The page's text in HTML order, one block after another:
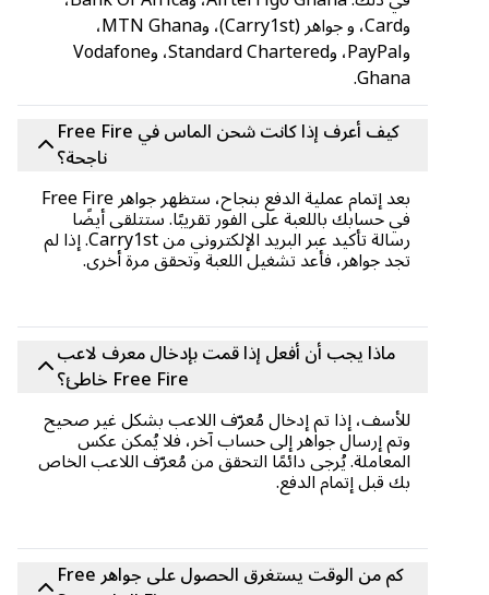
وCard، و جواهر (Carry1st)، وMTN Ghana،
وPayPal، وStandard Chartered، وVodafone
Ghana.
كيف أعرف إذا كانت شحن الماس في Free Fire
ناجحة؟
بعد إتمام عملية الدفع بنجاح، ستظهر جواهر Free Fire
في حسابك باللعبة على الفور تقريبًا. ستتلقى أيضًا
رسالة تأكيد عبر البريد الإلكتروني من Carry1st. إذا لم
تجد جواهر، فأعد تشغيل اللعبة وتحقق مرة أخرى.
ماذا يجب أن أفعل إذا قمت بإدخال معرف لاعب
Free Fire خاطئ؟
للأسف، إذا تم إدخال مُعرّف اللاعب بشكل غير صحيح
وتم إرسال جواهر إلى حساب آخر، فلا يُمكن عكس
المعاملة. يُرجى دائمًا التحقق من مُعرّف اللاعب الخاص
بك قبل إتمام الدفع.
كم من الوقت يستغرق الحصول على جواهر Free